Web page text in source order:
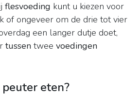
flesvoeding kunt u kiezen voor
of ongeveer om de drie tot vier
een langer dutje doet,
tussen twee voedingen
eten?